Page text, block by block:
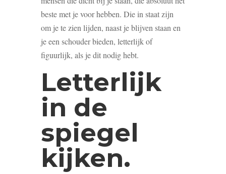
beste met je voor hebben. Die in staat zijn
om je te zien lijden, naast je blijven staan en
je een schouder bieden, letterlijk of
figuurlijk, als je dit nodig hebt.
Letterlijk
in de
spiegel
kijken.